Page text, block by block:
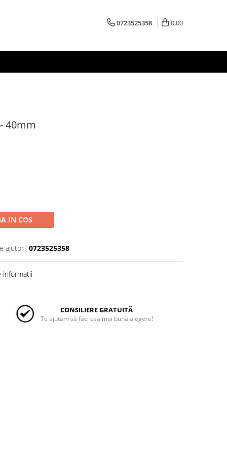
0723525358 0,00
40mm
IN COS
ajutor? 0723525358
informatii
CONSILIERE GRATUITĂ
Te ajutăm să faci cea mai bună alegere!